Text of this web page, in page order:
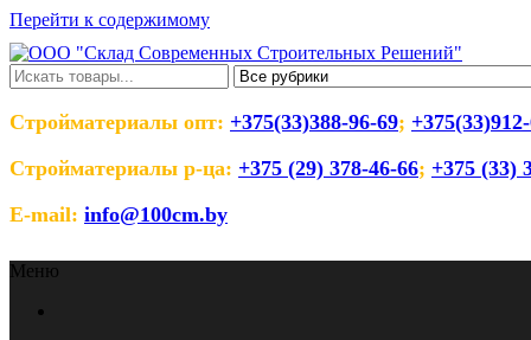
Перейти к содержимому
ООО "Склад Современных
Оптовый магазин строительных материалов
Стройматериалы опт: +375(33)388-96-69;
Стройматериалы р-ца: +375 (29) 378-46-66; +375 (33)
E-mail: info@100cm.by
Меню